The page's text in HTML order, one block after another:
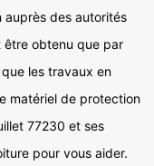
auprès des autorités
être obtenu que par
les travaux en
matériel de protection
77230 et ses
pour vous aider.